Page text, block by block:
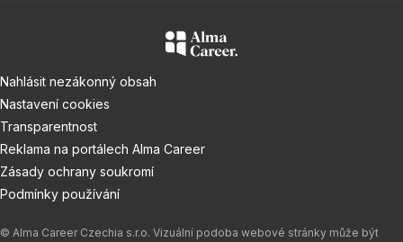
Nahlásit nezákonný obsah
Nastavení cookies
Transparentnost
Reklama na portálech Alma Career
Zásady ochrany soukromí
Podmínky používání
© Alma Career Czechia s.r.o. Vizuální podoba webové stránky může být